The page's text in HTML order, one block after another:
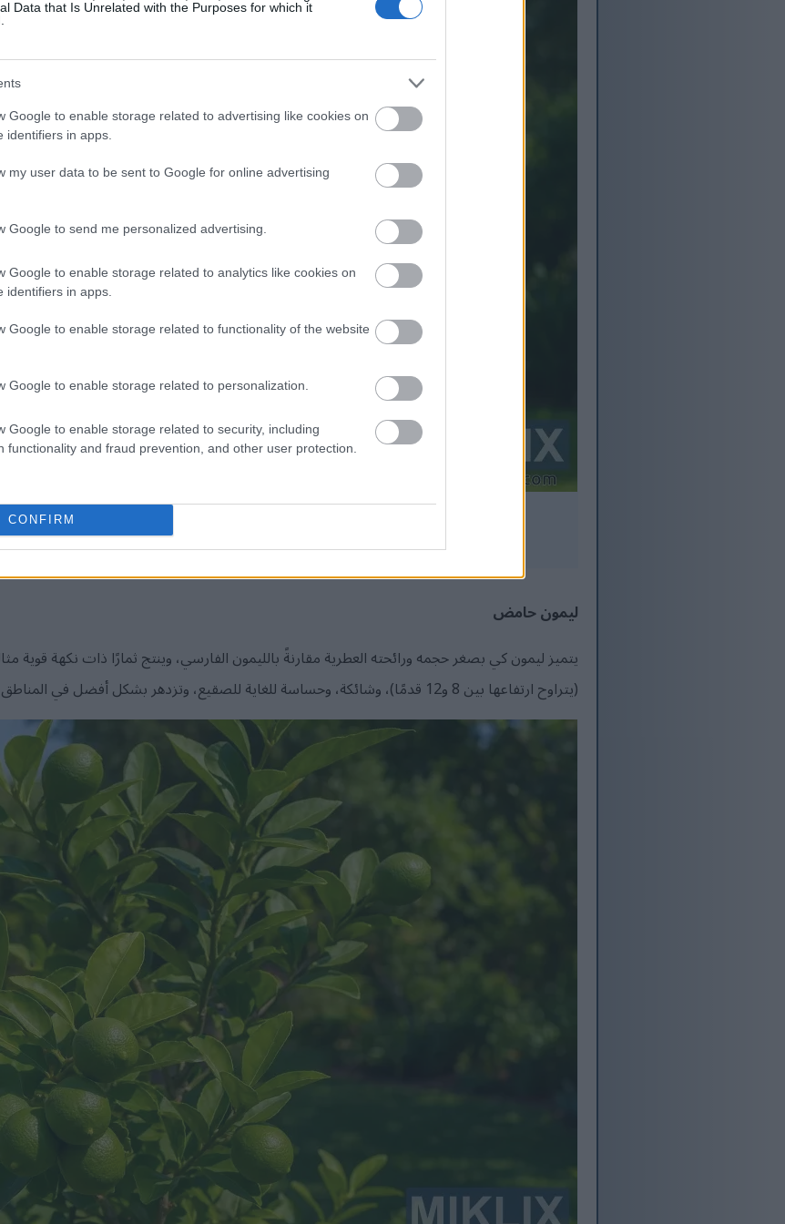
Data that Is Unrelated with the Purposes for which it
Google to enable storage related to advertising like cookies on
identifiers in apps.
my user data to be sent to Google for online advertising
Google to send me personalized advertising.
Google to enable storage related to analytics like cookies on
identifiers in apps.
Google to enable storage related to functionality of the website
Google to enable storage related to personalization.
Google to enable storage related to security, including
functionality and fraud prevention, and other user protection.
CONFIRM
شجرة ليمون فارسي صحية ذات ثمار خضراء ناضجة في حديقة
انقر أو اضغط على الصورة لمزيد من المعلومات ودقة أعلى.
ليمون حامض
يتميز ليمون كي بصغر حجمه ورائحته العطرية مقارنةً بالليمون الفارسي، وينتج ثمارًا ذات نكهة قوية
(يتراوح ارتفاعها بين 8 و12 قدمًا)، وشائكة، وحساسة للغاية للصقيع، وتزدهر بشكل أفضل في المناطق المناخية 10-11.